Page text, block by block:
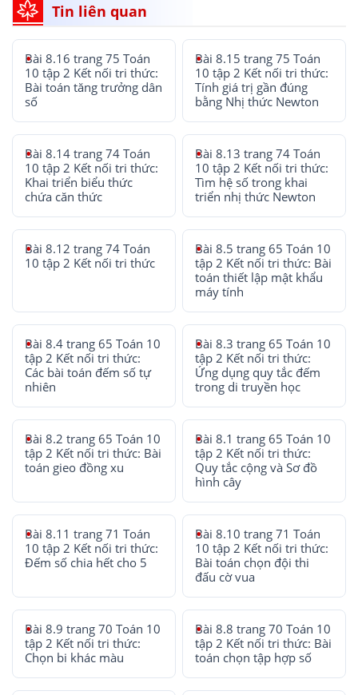
Tin liên quan
Bài 8.16 trang 75 Toán
10 tập 2 Kết nối tri thức:
Bài toán tăng trưởng dân
số
Bài 8.15 trang 75 Toán
10 tập 2 Kết nối tri thức:
Tính giá trị gần đúng
bằng Nhị thức Newton
Bài 8.14 trang 74 Toán
10 tập 2 Kết nối tri thức:
Khai triển biểu thức
chứa căn thức
Bài 8.13 trang 74 Toán
10 tập 2 Kết nối tri thức:
Tìm hệ số trong khai
triển nhị thức Newton
Bài 8.12 trang 74 Toán
10 tập 2 Kết nối tri thức
Bài 8.5 trang 65 Toán 10
tập 2 Kết nối tri thức: Bài
toán thiết lập mật khẩu
máy tính
Bài 8.4 trang 65 Toán 10
tập 2 Kết nối tri thức:
Các bài toán đếm số tự
nhiên
Bài 8.3 trang 65 Toán 10
tập 2 Kết nối tri thức:
Ứng dụng quy tắc đếm
trong di truyền học
Bài 8.2 trang 65 Toán 10
tập 2 Kết nối tri thức: Bài
toán gieo đồng xu
Bài 8.1 trang 65 Toán 10
tập 2 Kết nối tri thức:
Quy tắc cộng và Sơ đồ
hình cây
Bài 8.11 trang 71 Toán
10 tập 2 Kết nối tri thức:
Đếm số chia hết cho 5
Bài 8.10 trang 71 Toán
10 tập 2 Kết nối tri thức:
Bài toán chọn đội thi
đấu cờ vua
Bài 8.9 trang 70 Toán 10
tập 2 Kết nối tri thức:
Chọn bi khác màu
Bài 8.8 trang 70 Toán 10
tập 2 Kết nối tri thức: Bài
toán chọn tập hợp số